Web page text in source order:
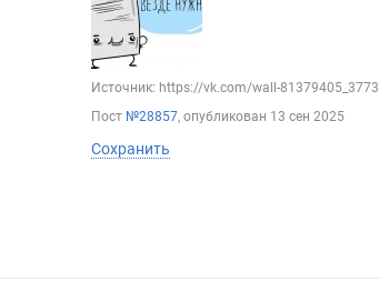
Источник: https://vk.com/wall-81379405_3773
Пост №28857, опубликован 13 сен 2025
Сохранить